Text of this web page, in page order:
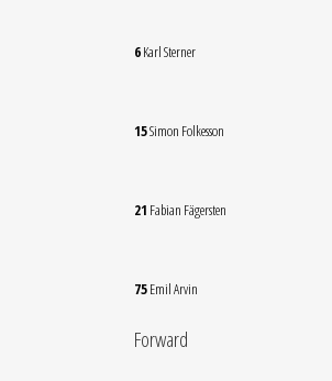
6Karl Sterner
15Simon Folkesson
21 Fabian Fägersten
75Emil Arvin
Forward